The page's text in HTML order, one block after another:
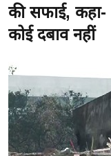
ख
र
रा
ष्ट्री
य
अं
त
की सफाई,
कोई दबाव नहीं